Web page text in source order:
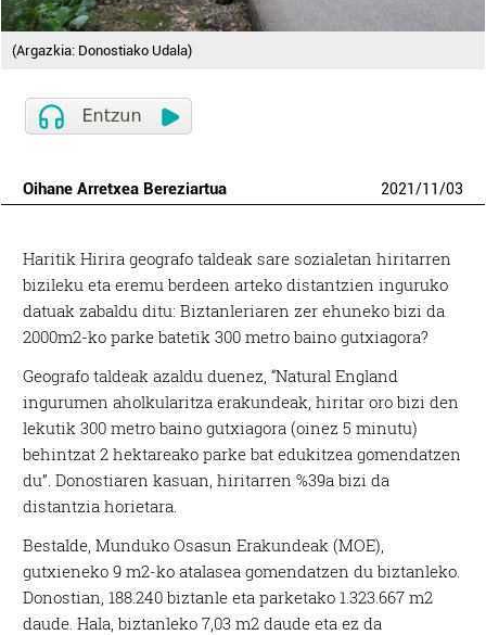
(Argazkia: Donostiako Udala)
Oihane Arretxea Bereziartua 2021/11/03
Haritik Hirira geografo taldeak sare sozialetan hiritarren
bizileku eta eremu berdeen arteko distantzien inguruko
datuak zabaldu ditu: Biztanleriaren zer ehuneko bizi da
2000m2-ko parke batetik 300 metro baino gutxiagora?
Geografo taldeak azaldu duenez, “Natural England
ingurumen aholkularitza erakundeak,hiritar oro bizi den
lekutik 300 metro baino gutxiagora (oinez 5 minutu)
behintzat 2 hektareako parke bat edukitzea gomendatzen
du”. Donostiaren kasuan, hiritarren %39a bizi da
distantzia horietara.
Bestalde, Munduko Osasun Erakundeak (MOE),
gutxieneko 9 m2-ko atalasea gomendatzen du biztanleko.
Donostian, 188.240 biztanle eta parketako 1.323.667 m2
daude. Hala, biztanleko 7,03 m2 daude eta ez da